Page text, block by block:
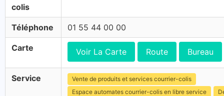
colis
Téléphone 01 55 44 00 00
Carte Voir La Carte Route Bureau
Service
Vente de produits et services courrier-colis
Espace automates courrier-colis en libre service